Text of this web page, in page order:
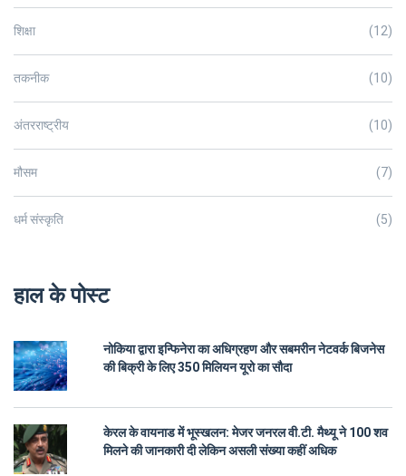
शिक्षा (12)
तकनीक (10)
अंतरराष्ट्रीय (10)
मौसम (7)
धर्म संस्कृति (5)
हाल के पोस्ट
नोकिया द्वारा इन्फिनेरा का अधिग्रहण और सबमरीन नेटवर्क बिजनेस
की बिक्री के लिए 350 मिलियन यूरो का सौदा
केरल के वायनाड में भूस्खलन: मेजर जनरल वी.टी. मैथ्यू ने 100 शव
मिलने की जानकारी दी लेकिन असली संख्या कहीं अधिक